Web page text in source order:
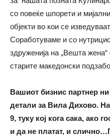
со повеќе шпорети и
објекти во кои се
Соработуваме и со
здруженија на „Вешта жена“
старите македонски
Вашиот бизнис партнер
детали за Вила Дихово.
9, туку кој кога сака, ако
и да не платат, и